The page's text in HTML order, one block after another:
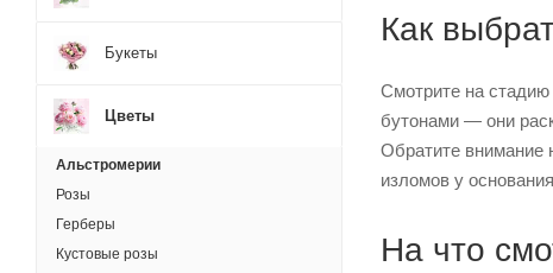
Как
Смотрите на
бутонами — они
Обратите внимание
изломов у
На что
Букеты
Цветы
Альстромерии
Розы
Герберы
Кустовые розы